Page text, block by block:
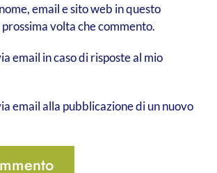
email e sito web in questo
volta che commento.
email in caso di risposte al mio
email alla pubblicazione di un nuovo